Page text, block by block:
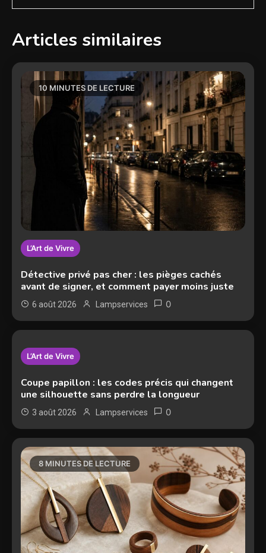
Articles similaires
10 MINUTES DE LECTURE
L’Art de Vivre
Détective privé pas cher : les pièges cachés
avant de signer, et comment payer moins juste
6 août 2026 Lampservices 0
9 MINUTES DE LECTURE
L’Art de Vivre
Coupe papillon : les codes précis qui changent
une silhouette sans perdre la longueur
3 août 2026 Lampservices 0
8 MINUTES DE LECTURE